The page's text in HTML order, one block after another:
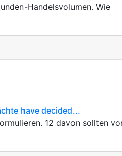
Handelsvolumen. Wie
have decided...
12 davon sollten